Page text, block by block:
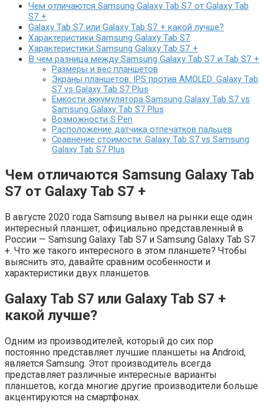
Чем отличаются Samsung Galaxy Tab S7 от Galaxy Tab
S7 +
Galaxy Tab S7 или Galaxy Tab S7 + какой лучше?
Характеристики Samsung Galaxy Tab S7
Характеристики Samsung Galaxy Tab S7 +
В чем разница между Samsung Galaxy Tab S7 и Tab S7 +
Размеры и вес планшетов
Экраны планшетов: IPS против AMOLED: Galaxy Tab
S7 vs Galaxy Tab S7 Plus
Емкости аккумулятора Samsung Galaxy Tab S7 vs
Samsung Galaxy Tab S7 Plus
Возможности S Pen
Расположение датчика отпечатков пальцев
Сравнение стоимости: Galaxy Tab S7 vs Samsung
Galaxy Tab S7 Plus
Чем отличаются Samsung Galaxy Tab
S7 от Galaxy Tab S7 +
В августе 2020 года Samsung вывел на рынки еще один
интересный планшет, официально представленный в
России — Samsung Galaxy Tab S7 и Samsung Galaxy Tab S7
+. Что же такого интересного в этом планшете? Чтобы
выяснить это, давайте сравним особенности и
характеристики двух планшетов.
Galaxy Tab S7 или Galaxy Tab S7 +
какой лучше?
Одним из производителей, который до сих пор
постоянно представляет лучшие планшеты на Android,
является Samsung. Этот производитель всегда
представляет различные интересные варианты
планшетов, когда многие другие производители больше
акцентируются на смартфонах.